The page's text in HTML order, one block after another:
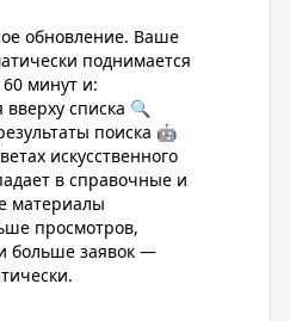
обновление. Ваше
поднимается
минут и:
вверху списка 🔍
поиска 🤖
искусственного
в справочные и
материалы
просмотров,
больше заявок —